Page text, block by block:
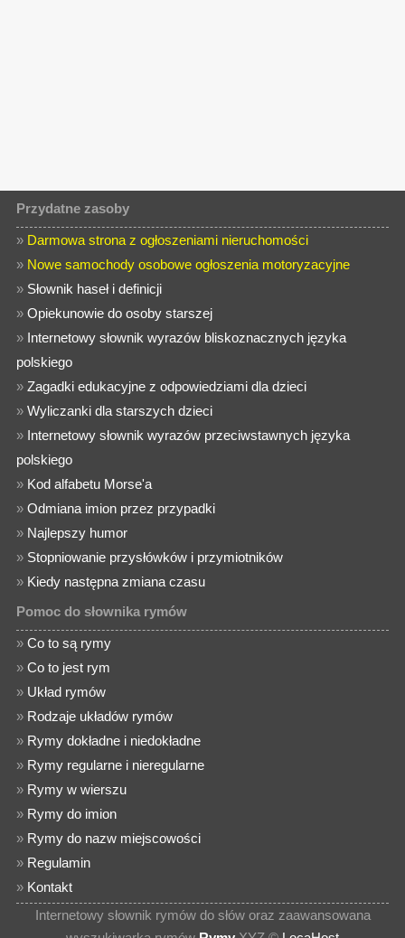
Przydatne zasoby
» Darmowa strona z ogłoszeniami nieruchomości
» Nowe samochody osobowe ogłoszenia motoryzacyjne
» Słownik haseł i definicji
»Opiekunowie do osoby starszej
» Internetowy słownik wyrazów bliskoznacznych języka
polskiego
»Zagadki edukacyjne z odpowiedziami dla dzieci
»Wyliczanki dla starszych dzieci
» Internetowy słownik wyrazów przeciwstawnych języka
polskiego
» Kod alfabetu Morse'a
»Odmiana imion przez przypadki
» Najlepszy humor
» Stopniowanie przysłówków i przymiotników
» Kiedy następna zmiana czasu
Pomoc do słownika rymów
»Co to są rymy
»Co to jest rym
» Układ rymów
» Rodzaje układów rymów
» Rymy dokładne i niedokładne
» Rymy regularne i nieregularne
» Rymy w wierszu
» Rymy do imion
» Rymy do nazw miejscowości
» Regulamin
» Kontakt
Internetowy słownik rymów do słów oraz zaawansowana